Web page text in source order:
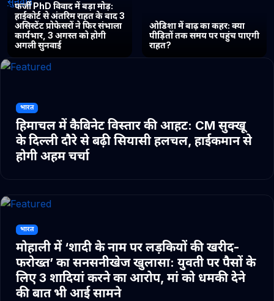
फर्जी PhD विवाद में बड़ा मोड़:
हाईकोर्ट से अंतरिम राहत के बाद 3
असिस्टेंट प्रोफेसरों ने फिर संभाला
कार्यभार, 3 अगस्त को होगी
अगली सुनवाई
ओडिशा में बाढ़ का कहर: क्या
पीड़ितों तक समय पर पहुंच पाएगी
राहत?
भारत
हिमाचल में कैबिनेट विस्तार की आहट: CM सुक्खू
के दिल्ली दौरे से बढ़ी सियासी हलचल, हाईकमान से
होगी अहम चर्चा
भारत
मोहाली में ‘शादी के नाम पर लड़कियों की खरीद-
फरोख्त’ का सनसनीखेज खुलासा: युवती पर पैसों के
लिए 3 शादियां करने का आरोप, मां को धमकी देने
की बात भी आई सामने